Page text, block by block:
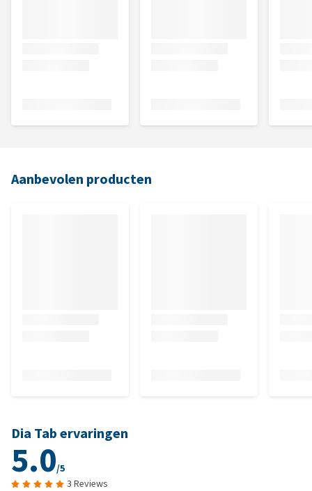
Aanbevolen producten
Dia Tab ervaringen
5.0/5
3 Reviews